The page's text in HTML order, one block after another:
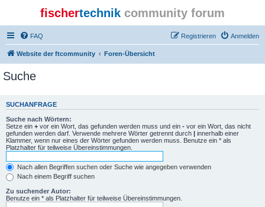
fischertechnik community forum
FAQ Anmelden
Registrieren
Website der ftcommunity Foren-Übersicht
Suche
SUCHANFRAGE
Suche nach Wörtern:
Setze ein + vor ein Wort, das gefunden werden muss und ein - vor ein Wort, das nicht
gefunden werden darf. Verwende mehrere Wörter getrennt durch | innerhalb einer
Klammer, wenn nur eines der Wörter gefunden werden muss. Benutze ein * als
Platzhalter für teilweise Übereinstimmungen.
Nach allen Begriffen suchen oder Suche wie angegeben verwenden
Nach einem Begriff suchen
Zu suchender Autor:
Benutze ein * als Platzhalter für teilweise Übereinstimmungen.